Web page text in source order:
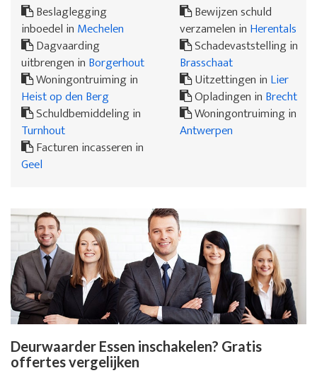
Beslaglegging
inboedel in Mechelen
Dagvaarding
uitbrengen in Borgerhout
Woningontruiming in
Heist op den Berg
Schuldbemiddeling in
Turnhout
Facturen incasseren in
Geel
Bewijzen schuld
verzamelen in Herentals
Schadevaststelling in
Brasschaat
Uitzettingen in Lier
Opladingen in Brecht
Woningontruiming in
Antwerpen
Deurwaarder Essen inschakelen? Gratis
offertes vergelijken